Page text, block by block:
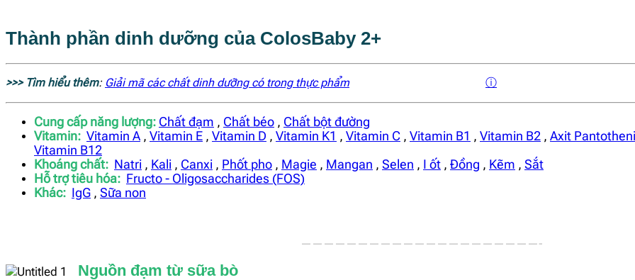
Thành phần dinh dưỡng của ColosBaby 2+
>>> Tìm hiểu thêm: Giải mã các chất dinh dưỡng có trong thực phẩm ⓘ
Cung cấp năng lượng: Chất đạm , Chất béo , Chất bột đường
Vitamin: Vitamin A , Vitamin E , Vitamin D , Vitamin K1 , Vitamin C , Vitamin B1 , Vitamin B2 , Axit
Vitamin B12
Khoáng chất: Natri , Kali , Canxi , Phốt pho , Magie , Mangan , Selen , I ốt , Đồng , Kẽm , Sắt
Hỗ trợ tiêu hóa: Fructo - Oligosaccharides (FOS)
Khác: IgG , Sữa non
—————————————————————-
Nguồn đạm từ sữa bò